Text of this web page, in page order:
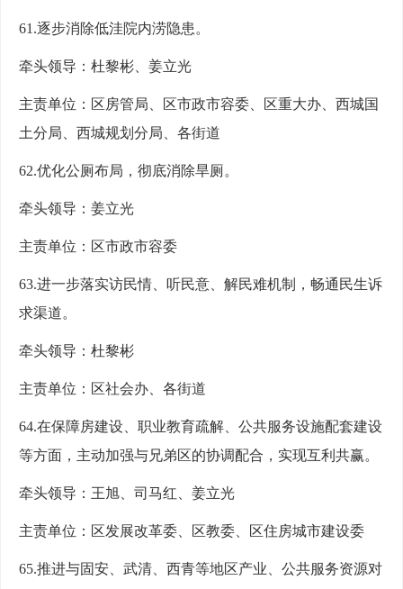
61.逐步消除低洼院内涝隐患。
牵头领导：杜黎彬、姜立光
主责单位：区房管局、区市政市容委、区重大办、西城国
土分局、西城规划分局、各街道
62.优化公厕布局，彻底消除旱厕。
牵头领导：姜立光
主责单位：区市政市容委
63.进一步落实访民情、听民意、解民难机制，畅通民生诉
求渠道。
牵头领导：杜黎彬
主责单位：区社会办、各街道
64.在保障房建设、职业教育疏解、公共服务设施配套建设
等方面，主动加强与兄弟区的协调配合，实现互利共赢。
牵头领导：王旭、司马红、姜立光
主责单位：区发展改革委、区教委、区住房城市建设委
65.推进与固安、武清、西青等地区产业、公共服务资源对